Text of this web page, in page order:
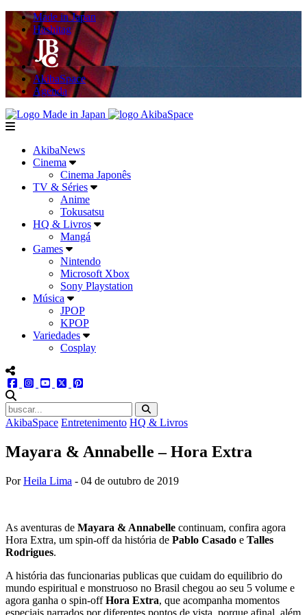
Made in Japan
Hashitag
AkibaSpace
Agenda
Powered By Made in Japan
AkibaSpace
menu
AkibaNews
Cinema
Cinema Japonês
TV & Séries
Anime
Tokusatsu
HQ & Livros
Mangá
Games
Nintendo
Microsoft Xbox
Sony Playstation
Música
JPOP
KPOP
Variedades
Cosplay
menu redes social
facebookinstagram
youtube
twitter
AkibaSpace Entretenimento HQ & Livros
Mayara & Annabelle – Hora Extra
PorHeila Lima - 04 de outubro de 2019
As aventuras de Mayara & Annabelle continuam, confira agora
Hora Extra, um spin-off da história de Pablo Casado e Talles
Rodrigues.
A história das funcionarias publicas que cuidam do equilibrio do
mundo espiritual e monstruoso no Brasil chegou ao seu 5 volume e
agora ganha o spin-offHora Extra, que acompanha momentos
especiais narrados por diferentes pontos de vista, porque afinal, além